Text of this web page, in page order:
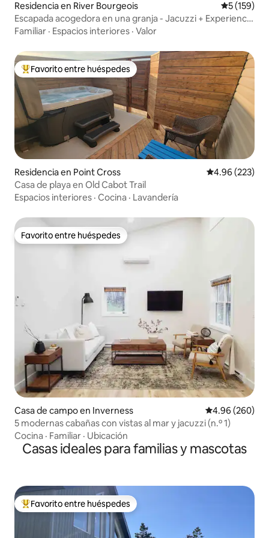
Residencia en River Bourgeois
5 (159)
Escapada acogedora en una granja - Jacuzzi + Experiencia
en la granja
Familiar · Espacios interiores · Valor
De los mejores en Favorito entre huéspedes
Favorito entre huéspedes
Residencia en Point Cross Calificación
4.96 (223)
Casa de playa en Old Cabot Trail
Espacios interiores · Cocina · Lavandería
Favorito entre huéspedes
Favorito entre huéspedes
Casa de campo en Inverness Calificación
4.96 (260)
5 modernas cabañas con vistas al mar y jacuzzi (n.º 1)
Cocina · Familiar · Ubicación
Casas ideales para familias y mascotas
De los mejores en Favorito entre huéspedes
Favorito entre huéspedes